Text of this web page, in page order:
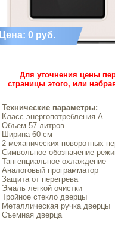
Цена: 0 руб.
Для уточнения цены
страницы этого, или
Технические параметры:
Класс энергопотребления А
Объем 57 литров
Ширина 60 см
2 механических поворотных
Символьное обозначение
Тангенциальное охлаждение
Аналоговый программатор
Защита от перегрева
Эмаль легкой очистки
Тройное стекло дверцы
Металлическая ручка дверцы
Съемная дверца